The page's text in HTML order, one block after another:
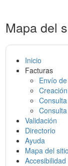
Mapa del
Inicio
Facturas
Envío
Validación
Directorio
Ayuda
Mapa del sitio
Accesibilidad